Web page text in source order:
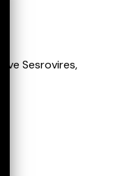
Sesrovires,